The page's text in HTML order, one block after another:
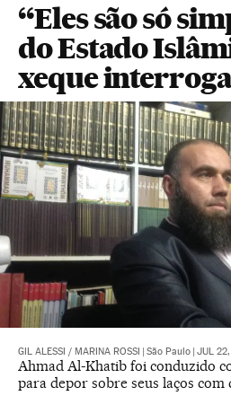
“Eles são só
do Estado
xeque
GIL ALESSI / MARINA ROSSI São Paulo JUL
Ahmad Al-Khatib foi conduzido
para depor sobre seus laços com